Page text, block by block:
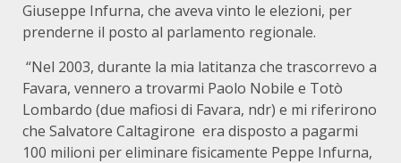
Giuseppe Infurna, che aveva vinto le elezioni, per
prenderne il posto al parlamento regionale.
“Nel 2003, durante la mia latitanza che trascorrevo a
Favara, vennero a trovarmi Paolo Nobile e Totò
Lombardo (due mafiosi di Favara, ndr) e mi riferirono
che Salvatore Caltagirone era disposto a pagarmi
100 milioni per eliminare fisicamente Peppe Infurna,